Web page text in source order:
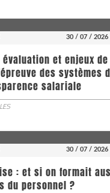
30 / 07 / 2026
évaluation et enjeux
des systèmes
salariale
30 / 07 / 2026
: et si on formait
du personnel ?